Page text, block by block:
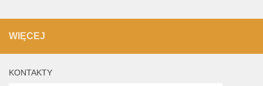
WIĘCEJ
KONTAKTY